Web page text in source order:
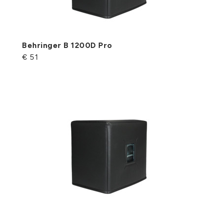
Behringer B 1200D Pro
€ 51